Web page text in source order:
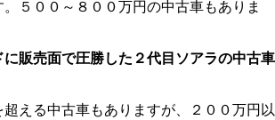
。５００～８００万円の中古車もありま
に販売面で圧勝した２代目ソアラの中古車
える中古車もありますが、２００万円以